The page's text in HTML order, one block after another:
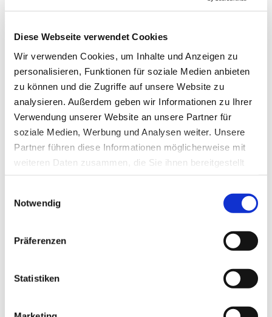
Diese Webseite verwendet Cookies
Wir verwenden Cookies, um Inhalte und Anzeigen zu
personalisieren, Funktionen für soziale Medien anbieten
zu können und die Zugriffe auf unsere Website zu
analysieren. Außerdem geben wir Informationen zu Ihrer
Verwendung unserer Website an unsere Partner für
soziale Medien, Werbung und Analysen weiter. Unsere
Partner führen diese Informationen möglicherweise mit
weiteren Daten zusammen, die Sie ihnen bereitgestellt
haben oder die sie im Rahmen Ihrer Nutzung der Dienste
Notwendig
Präferenzen
Statistiken
Hernandez-Malmierca P, Vonficht D, Schnell A, et al.:
Antigen presentation safeguards the integrity of the
hematopoietic 1 stem cell pool. Cell Stem Cell, Vol 30,
May 08, 2022, DOI:
doi.org/10.1016/j.stem.2022.04.007
.
Quelle: BIH
Zur Übersicht